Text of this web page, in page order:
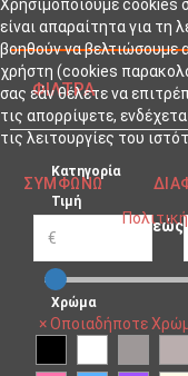
ΦΊΛΤΡΑ
Κατηγορία
Τιμή
εώς
Χρώμα
×Οποιαδήποτε
Χρησιμοποιούμε cookies
είναι απαραίτητα για τη
βοηθούν να βελτιώσουμε
χρήστη (cookies
σας εάν θέλετε να
τις απορρίψετε,
τις λειτουργίες του
ΣΥΜΦΩΝΏ